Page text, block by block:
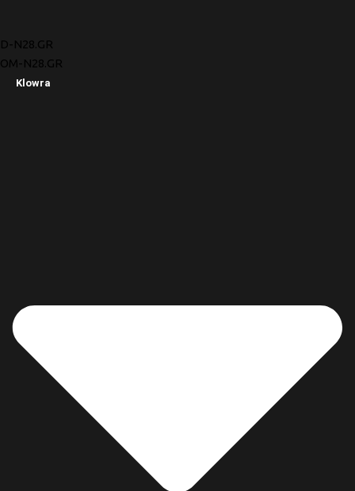
D-N28.GR
OM-N28.GR
Klowra